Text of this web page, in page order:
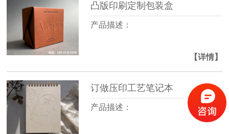
凸版印刷定制包装盒
产品描述：
【详情】
订做压印工艺笔记本
产品描述：